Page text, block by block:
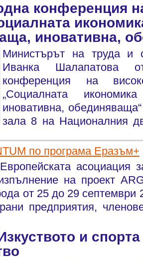
конференция
иновативна,
Министърът на труда и
Иванка Шалапатова
конференция на
„Социалната
иновативна,
зала 8 на Националния
по програма Еразъм+
асоциация
на проект
от 25 до 29 септември
предприятия,
и